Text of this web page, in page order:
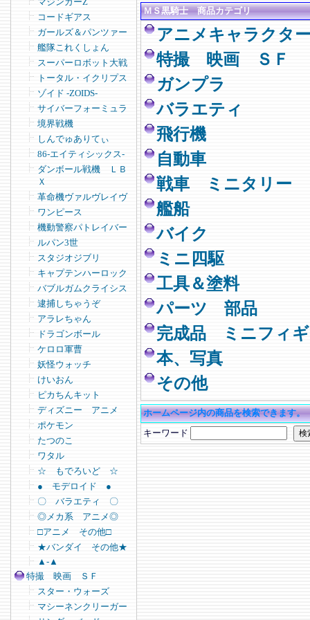
コードギアス
ガールズ＆パンツァー
艦隊これくしょん
スーパーロボット大戦
トータル・イクリプス
ゾイド -ZOIDS-
サイバーフォーミュラ
境界戦機
しんでゅありてぃ
86-エイティシックス-
ダンボール戦機 ＬＢ
Ｘ
革命機ヴァルヴレイヴ
ワンピース
機動警察パトレイバー
ルパン3世
スタジオジブリ
キャプテンハーロック
バブルガムクライシス
逮捕しちゃうぞ
アラレちゃん
ドラゴンボール
ケロロ軍曹
妖怪ウォッチ
けいおん
ピカちんキット
ディズニー アニメ
ポケモン
たつのこ
ワタル
☆ もでろいど ☆
● モデロイド ●
〇 バラエティ 〇
◎メカ系 アニメ◎
□アニメ その他□
★バンダイ その他★
▲-▲
特撮 映画 ＳＦ
スター・ウォーズ
マシーネンクリーガー
ＭＳ黒騎士 商品カテゴリ
アニメキャラクタ
特撮 映画 ＳＦ
ガンプラ
バラエティ
飛行機
自動車
戦車 ミニタリー
艦船
バイク
ミニ四駆
工具＆塗料
パーツ 部品
完成品 ミニフィ
本、写真
その他
ホームページ内の商品を検索できます。
キーワード